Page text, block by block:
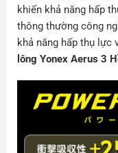
khiến khả năng hấp
thông thường công
khả năng hấp thụ lực
lông Yonex Aerus 3